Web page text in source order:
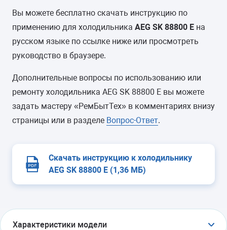
Вы можете бесплатно скачать инструкцию по
применению для холодильника AEG SK 88800 E на
русском языке по ссылке ниже или просмотреть
руководство в браузере.
Дополнительные вопросы по использованию или
ремонту холодильника AEG SK 88800 E вы можете
задать мастеру «РемБытТех» в комментариях внизу
страницы или в разделе Вопрос-Ответ.
Скачать инструкцию к холодильнику
AEG SK 88800 E (1,36 МБ)
Характеристики модели